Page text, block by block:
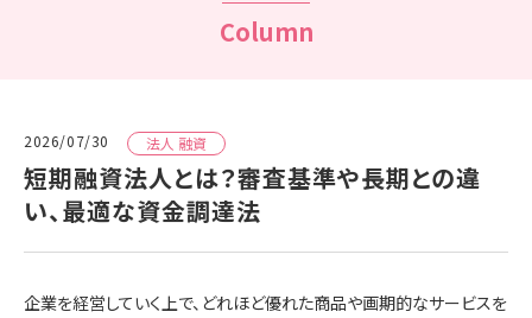
Column
2026/07/30 法人 融資
短期融資法人とは？審査基準や長期との違
い、最適な資金調達法
企業を経営していく上で、どれほど優れた商品や画期的なサービスを